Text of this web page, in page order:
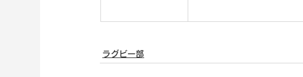
ラグビー部